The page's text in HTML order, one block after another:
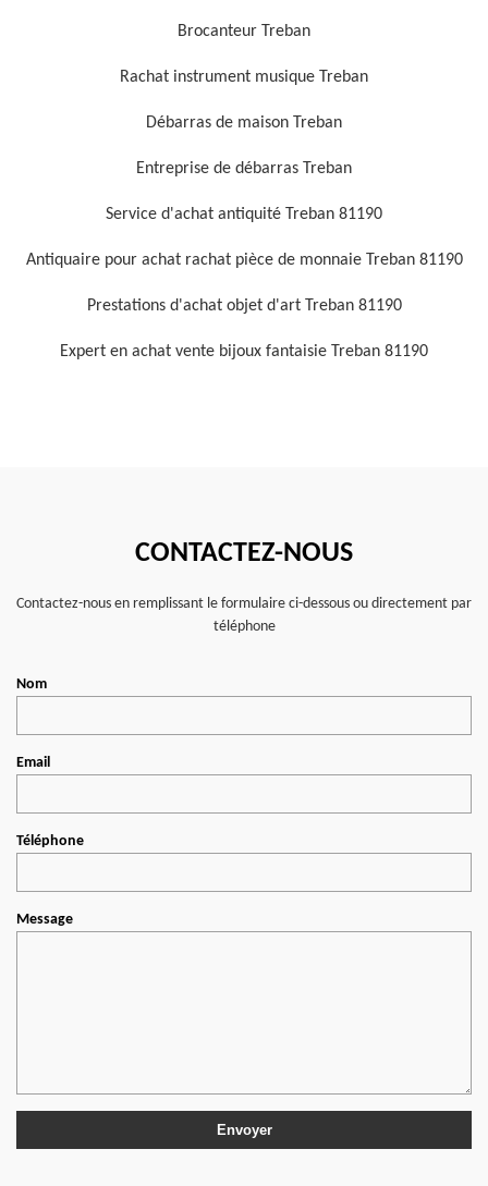
Brocanteur Treban
Rachat instrument musique Treban
Débarras de maison Treban
Entreprise de débarras Treban
Service d'achat antiquité Treban 81190
Antiquaire pour achat rachat pièce de monnaie Treban 81190
Prestations d'achat objet d'art Treban 81190
Expert en achat vente bijoux fantaisie Treban 81190
CONTACTEZ-NOUS
Contactez-nous en remplissant le formulaire ci-dessous ou directement par
téléphone
Nom
Email
Téléphone
Message